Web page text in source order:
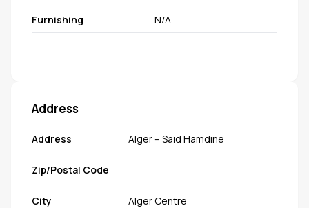
Furnishing N/A
Address
Address Alger – Saïd Hamdine
Zip/Postal Code
City Alger Centre